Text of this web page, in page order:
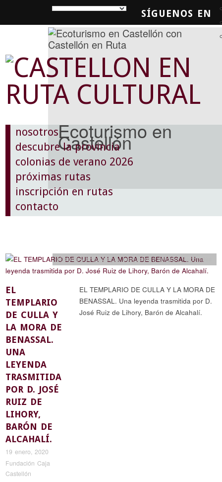
SÍGUENOS EN
Ecoturismo en
Castellón
nosotros
descubre la provincia
colonias de verano 2026
próximas rutas
inscripción en rutas
contacto
EL
TEMPLARIO
DE CULLA Y
LA MORA DE
BENASSAL.
UNA
LEYENDA
TRASMITIDA
POR D. JOSÉ
RUIZ DE
LIHORY,
BARÓN DE
ALCAHALÍ.
19 enero, 2020
Fundación Caja
Castellón
Historia y arqueología,Leyendas y religión,Reportajes
EL TEMPLARIO DE CULLA Y LA MORA DE
BENASSAL. Una leyenda trasmitida por D.
José Ruiz de Lihory, Barón de Alcahalí.